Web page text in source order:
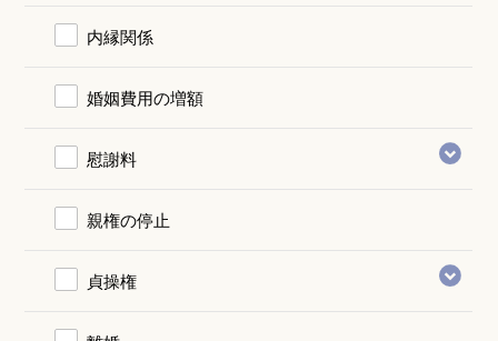
内縁関係
婚姻費用の増額
慰謝料
親権の停止
貞操権